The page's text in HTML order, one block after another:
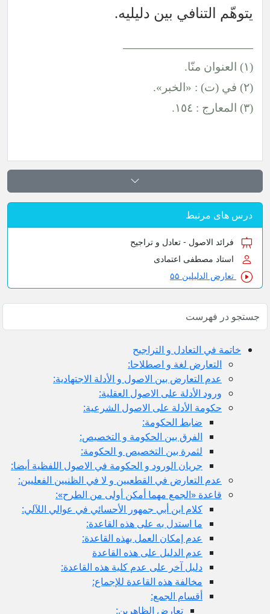
التنافي بين دليليه.
های مرتبط
فرائد الاصول - تعادل و تراجیح
استاد مصطفی اعتمادی
تعارض الدلیلین ۵۵
خاتمة في التعادل و التراجيح
التعارض لغة و اصطلاحا:
عدم التعارض بين الاصول و الأدلة الاجتهادية:
ورود الأدلة على الاصول العقلية:
حكومة الأدلة على الاصول الشرعية:
ضابط الحكومة:
الفرق بين الحكومة و التخصيص:
لثمرة بين التخصيص و الحكومة:
جريان الورود و الحكومة في الاصول اللفظية أيضا:
عدم التعارض في القطعيين و لا في الظنيين الفعليين:
قاعدة «الجمع مهما أمكن أولى من الطرح»:
كلام ابن أبي جمهور الأحسائي في عوالي اللآلي:
ما استدل به على هذه القاعدة:
عدم إمكان العمل بهذه القاعدة:
عدم الدليل على هذه القاعدة
دليل آخر على عدم كلية هذه القاعدة:
مخالفة هذه القاعدة للإجماع:
أقسام الجمع:
تعارض الظاهرين: